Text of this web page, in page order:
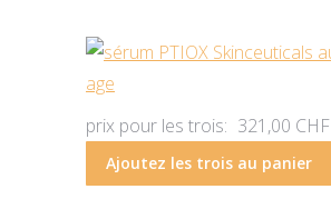
prix pour les trois: 321,00 CHF
Ajoutez les trois au panier